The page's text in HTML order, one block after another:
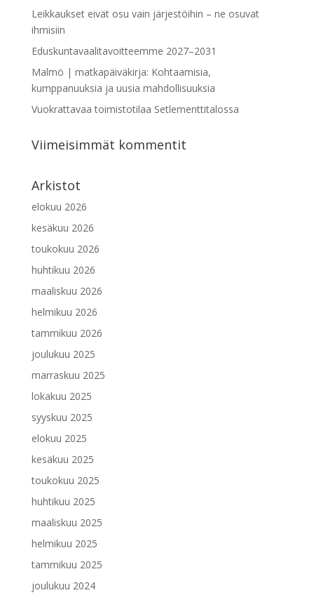
Leikkaukset eivät osu vain järjestöihin – ne osuvat
ihmisiin
Eduskuntavaalitavoitteemme 2027–2031
Malmö | matkapäiväkirja: Kohtaamisia,
kumppanuuksia ja uusia mahdollisuuksia
Vuokrattavaa toimistotilaa Setlementtitalossa
Viimeisimmät kommentit
Arkistot
elokuu 2026
kesäkuu 2026
toukokuu 2026
huhtikuu 2026
maaliskuu 2026
helmikuu 2026
tammikuu 2026
joulukuu 2025
marraskuu 2025
lokakuu 2025
syyskuu 2025
elokuu 2025
kesäkuu 2025
toukokuu 2025
huhtikuu 2025
maaliskuu 2025
helmikuu 2025
tammikuu 2025
joulukuu 2024